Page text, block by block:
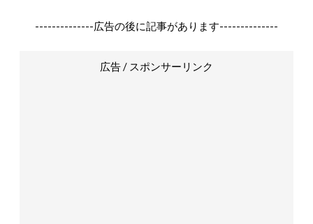
--------------広告の後に記事があります--------------
広告 / スポンサーリンク